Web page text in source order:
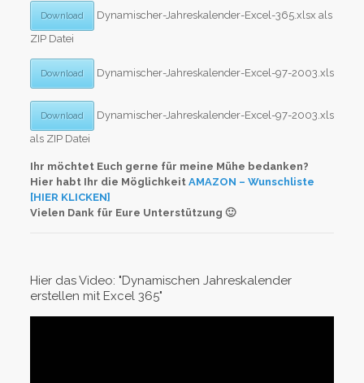
Download
Dynamischer-Jahreskalender-Excel-365.xlsx als
ZIP Datei
Download Dynamischer-Jahreskalender-Excel-97-2003.xls
Download
Dynamischer-Jahreskalender-Excel-97-2003.xls
als ZIP Datei
Ihr möchtet Euch gerne für meine Mühe bedanken?
Hier habt Ihr die Möglichkeit AMAZON – Wunschliste
[HIER KLICKEN]
Vielen Dank für Eure Unterstützung 🙂
Hier das Video: "Dynamischen Jahreskalender
erstellen mit Excel 365"